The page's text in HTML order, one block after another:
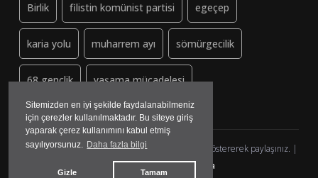
Sitemizden en iyi şekilde faydalanabilmeniz
için çerezler kullanılmaktadır. Bu siteye giriş
yaparak çerez kullanımını kabul etmiş
sayılıyorsunuz. Daha fazla bilgi
Gizle Tamam
Birlik filistin komünist partisi egeçep
karia yolu muharrem ayı sömürgecilik
68 gençlik yaşama mücadelesi
Dayanisma-Datca.org (ↄ) Copyleft - Lütfen kaynak göstererek paylaşınız. |
yazılım&tasarım:madmedya